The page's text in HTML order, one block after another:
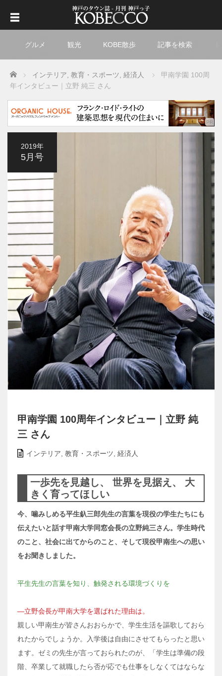
グルメ 観光 KOBE散歩 記事を検索
Home インテリア 教育・スポーツ 経済人
甲南学園 100周
年インタビュー｜立野 純三 さん
2019年
5月号
甲南学園 100周年インタビュー｜立野 純
三 さん
インテリア, 教育・スポーツ, 経済人
一歩先を見越し、 世界を見据え、 大
きく育ってほしい
今、噛みしめる平生釞三郎先生の言葉を現役の学生たちにも
伝えたいと話す甲南大学同窓会長の立野純三さん。学生時代
のこと、社会に出てからのこと、そして現役甲南生への思い
をお聞きしました。
平生先生の言葉を知り、触発される環境づくりを
―立野会長が甲南大学を選ばれた理由は。
親しい甲南生が皆さんおおらかで、学生生活を謳歌しておら
れたからでしょうか。入学後は自由にさせてもらったと思い
ます。ゼミの先生が言っておられたのが、「学生は準備の段
階、卒業して就職したら否が応でも仕事をしなくてはならな